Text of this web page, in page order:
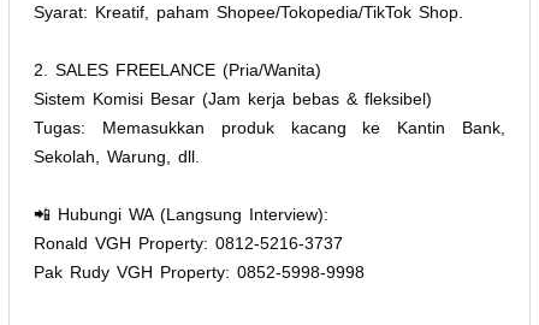
​Syarat: Kreatif, paham Shopee/Tokopedia/TikTok Shop.
​2. SALES FREELANCE (Pria/Wanita)
​Sistem Komisi Besar (Jam kerja bebas & fleksibel)
​Tugas: Memasukkan produk kacang ke Kantin Bank,
Sekolah, Warung, dll.
​📲 Hubungi WA (Langsung Interview):
​Ronald VGH Property: 0812-5216-3737
​Pak Rudy VGH Property: 0852-5998-9998